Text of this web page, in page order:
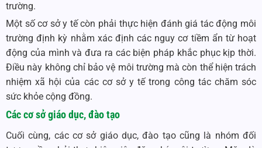
trường.
Một số cơ sở y tế còn phải thực hiện đánh giá tác động môi
trường định kỳ nhằm xác định các nguy cơ tiềm ẩn từ hoạt
động của mình và đưa ra các biện pháp khắc phục kịp thời.
Điều này không chỉ bảo vệ môi trường mà còn thể hiện trách
nhiệm xã hội của các cơ sở y tế trong công tác chăm sóc
sức khỏe cộng đồng.
Các cơ sở giáo dục, đào tạo
Cuối cùng, các cơ sở giáo dục, đào tạo cũng là nhóm đối